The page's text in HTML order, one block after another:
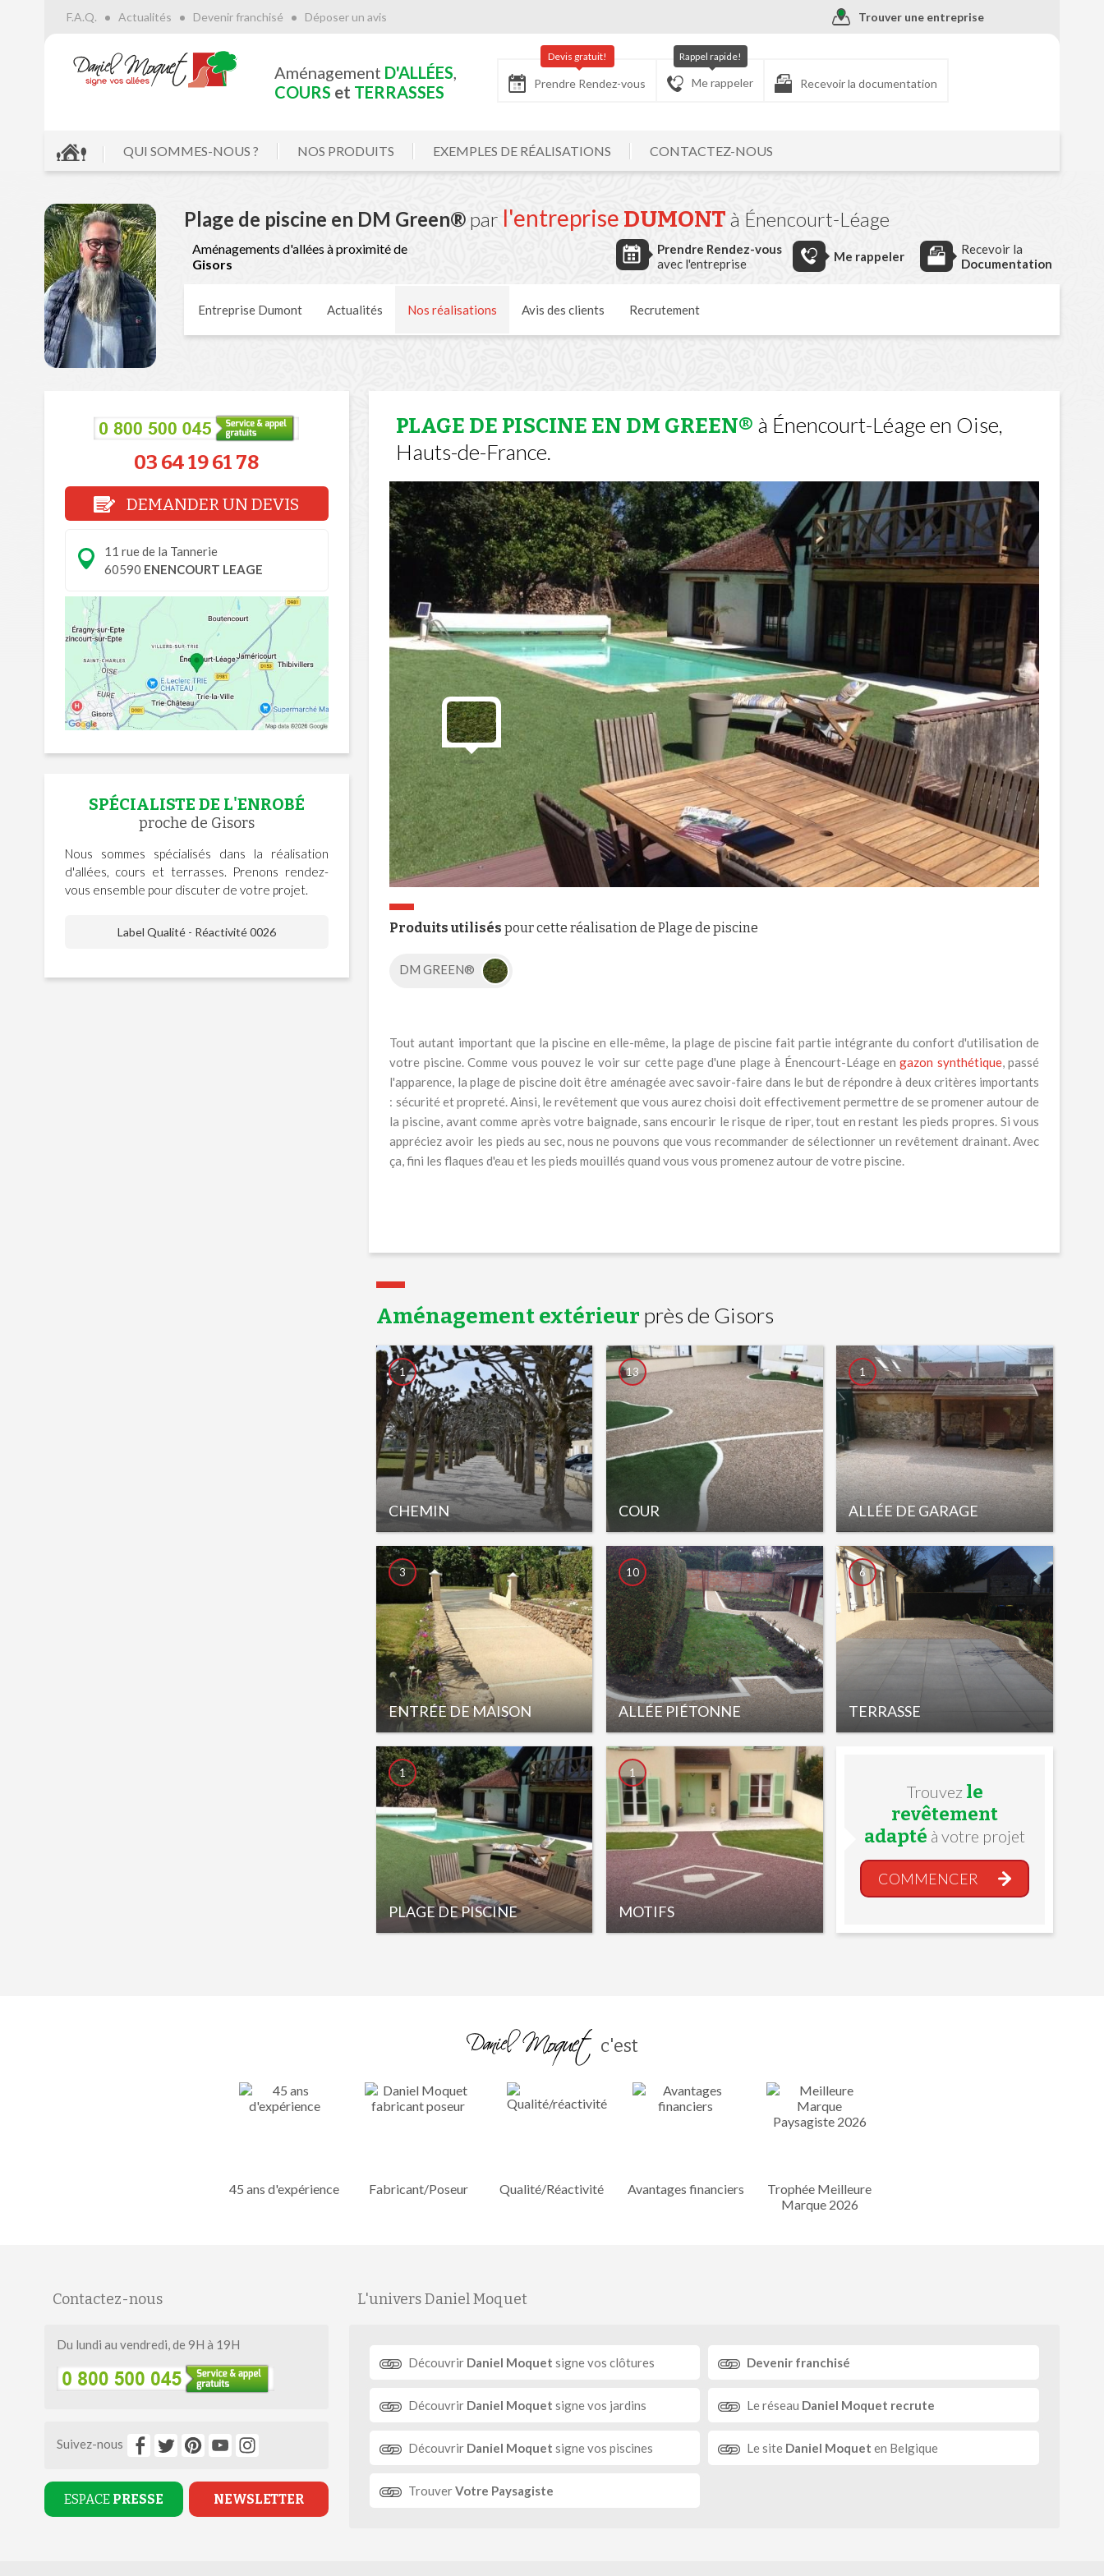
Trouver une entreprise
F.A.Q. Actualités Devenir franchisé Déposer un avis
Aménagement D'ALLÉES,
COURS et TERRASSES Prendre Rendez-vous
Devis gratuit!
Me rappeler
Rappel rapide!
Recevoir la documentation
QUI SOMMES-NOUS ? NOS PRODUITS EXEMPLES DE RÉALISATIONS CONTACTEZ-NOUS
Plage de piscine en DM Green®par l'entreprise DUMONT à Énencourt-Léage
Aménagements d'allées à proximité de
Gisors
Prendre Rendez-vous
avec l'entreprise
Me rappeler
Recevoir la
Documentation
Entreprise Dumont Actualités Nos réalisations Avis des clients Recrutement
03 64 19 61 78
DEMANDER UN DEVIS
11 rue de la Tannerie
60590 ENENCOURT LEAGE
SPÉCIALISTE DE L'ENROBÉ
proche de Gisors
Nous sommes spécialisés dans la réalisation
d'allées, cours et terrasses. Prenons rendez-
vous ensemble pour discuter de votre projet.
Label Qualité - Réactivité 0026
PLAGE DE PISCINE EN DM GREEN® à Énencourt-Léage en Oise,
Hauts-de-France.
Produits utilisés pour cette réalisation de Plage de piscine
DM GREEN®
Tout autant important que la piscine en elle-même, la plage de piscine fait partie intégrante du confort d'utilisation de
votre piscine. Comme vous pouvez le voir sur cette page d'une plage à Énencourt-Léage engazon synthétique, passé
l'apparence, la plage de piscine doit être aménagée avec savoir-faire dans le but de répondre à deux critères importants
: sécurité et propreté. Ainsi, le revêtement que vous aurez choisi doit effectivement permettre de se promener autour de
la piscine, avant comme après votre baignade, sans encourir le risque de riper, tout en restant les pieds propres. Si vous
appréciez avoir les pieds au sec, nous ne pouvons que vous recommander de sélectionner un revêtement drainant. Avec
ça, fini les flaques d'eau et les pieds mouillés quand vous vous promenez autour de votre piscine.
Aménagement extérieur près de Gisors
CHEMIN
1
COUR
13
ALLÉE DE GARAGE
1
ENTRÉE DE MAISON
3
ALLÉE PIÉTONNE
10
TERRASSE
6
PLAGE DE PISCINE
1
MOTIFS
1
Trouvez le
revêtement
adapté à votre projet
COMMENCER
c'est
45 ans d'expérience Fabricant/Poseur Qualité/Réactivité Avantages financiers
Trophée Meilleure
Marque 2026
Contactez-nous
Du lundi au vendredi, de 9H à 19H
Suivez-nous
ESPACE PRESSE NEWSLETTER
L'univers Daniel Moquet
Découvrir Daniel Moquet signe vos clôtures Devenir franchisé
Découvrir Daniel Moquet signe vos jardins Le réseau Daniel Moquet recrute
Découvrir Daniel Moquet signe vos piscines Le site Daniel Moquet en Belgique
TrouverVotre Paysagiste